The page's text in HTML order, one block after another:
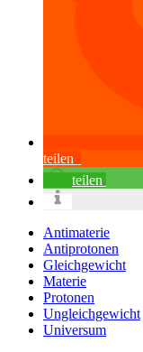
teilen
teilen
Antimaterie
Antiprotonen
Gleichgewicht
Materie
Protonen
Ungleichgewicht
Universum